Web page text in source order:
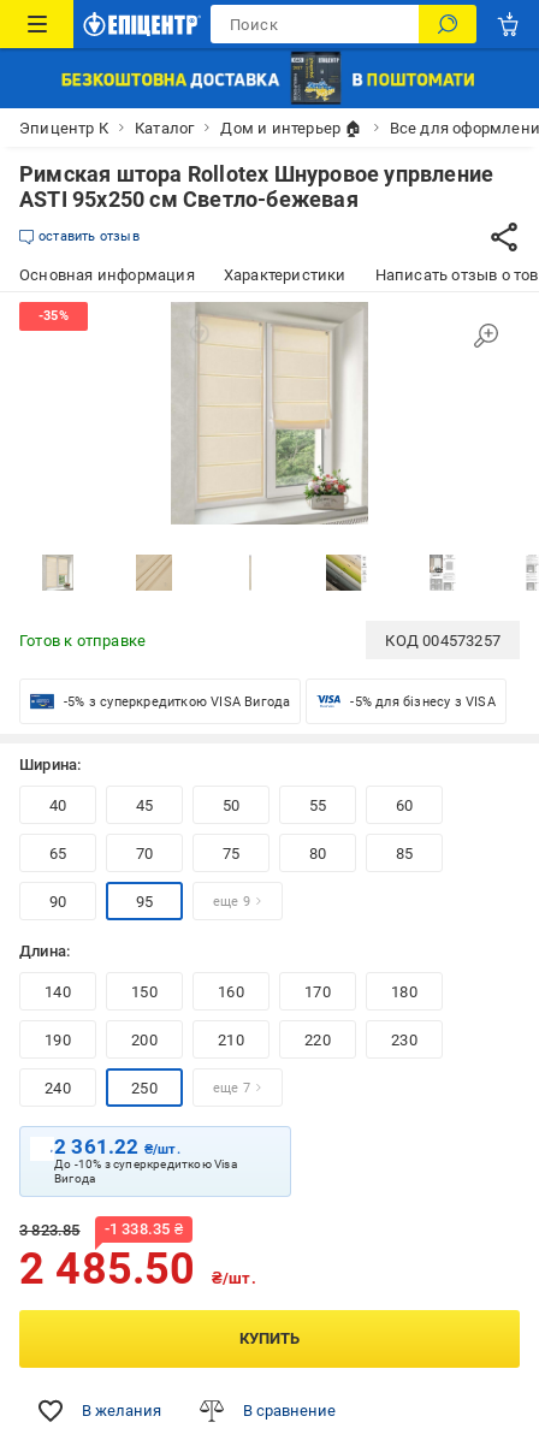
Эпицентр К Каталог Дом и интерьер 🏠 Все для
Римская штора Rollotex Шнуровое упрвление
ASTI 95x250 см Светло-бежевая
оставить отзыв
Основная информация Характеристики Написать отзыв о
Готов к отправке КОД004573257
-5% з суперкредиткою VISA Вигода -5% для бізнесу з VISA
Ширина:
40 45 50 55 60
65 70 75 80 85
90 95 еще 9
Длина:
140 150 160 170 180
190 200 210 220 230
240 250 еще 7
2 361.22 ₴/шт.
До -10% з суперкредиткою Visa
Вигода
3 823.85 -1 338.35 ₴
2 485.50 ₴/шт.
КУПИТЬ
В желания В сравнение